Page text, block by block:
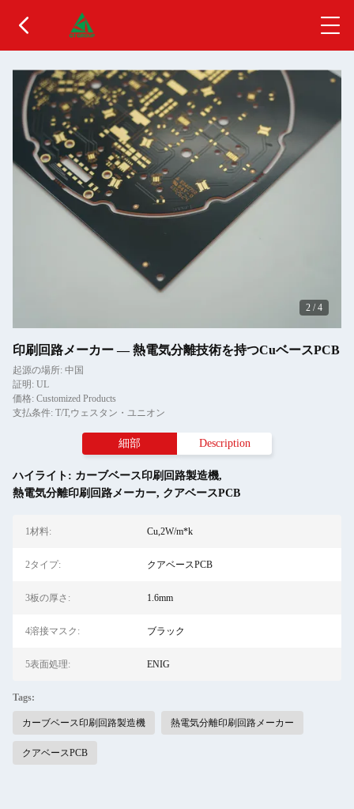
2 /4
印刷回路メーカー ― 熱電気分離技術を持つCuベースPCB
起源の場所: 中国
証明: UL
価格: Customized Products
支払条件: T/T,ウェスタン・ユニオン
細部 Description
ハイライト: カーブベース印刷回路製造機,
熱電気分離印刷回路メーカー, クアベースPCB
1材料: Cu,2W/m*k
2タイプ: クアベースPCB
3板の厚さ: 1.6mm
4溶接マスク: ブラック
5表面処理: ENIG
Tags:
カーブベース印刷回路製造機 熱電気分離印刷回路メーカー
クアベースPCB